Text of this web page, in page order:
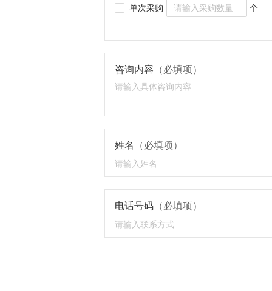
单次采购 个
咨询内容 （必填项）
姓名 （必填项）
电话号码 （必填项）